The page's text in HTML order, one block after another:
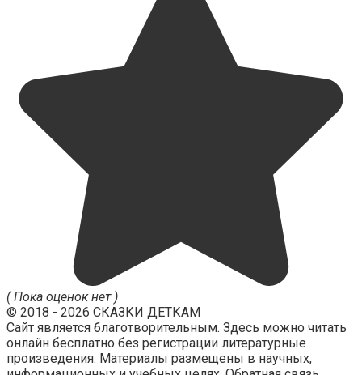
( Пока оценок нет )
© 2018 - 2026 СКАЗКИ ДЕТКАМ
Сайт является благотворительным. Здесь можно читать
онлайн бесплатно без регистрации литературные
произведения. Материалы размещены в научных,